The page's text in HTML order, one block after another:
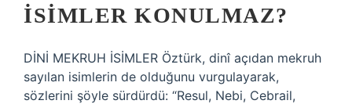
ISIMLER KONULMAZ?
DİNİ MEKRUH İSİMLER Öztürk, dinî açıdan mekruh
sayılan isimlerin de olduğunu vurgulayarak,
sözlerini şöyle sürdürdü: “Resul, Nebi, Cebrail,